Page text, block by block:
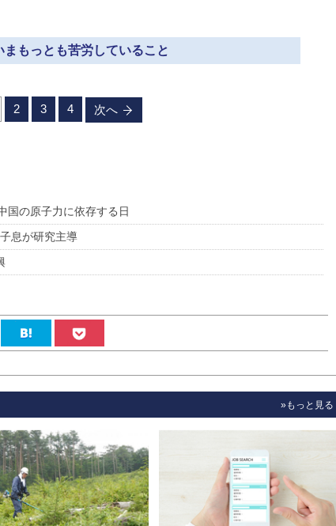
まもっとも苦労していること
2 3 4 次へ
国の原子力に依存する日
息が研究主導
»もっと見る